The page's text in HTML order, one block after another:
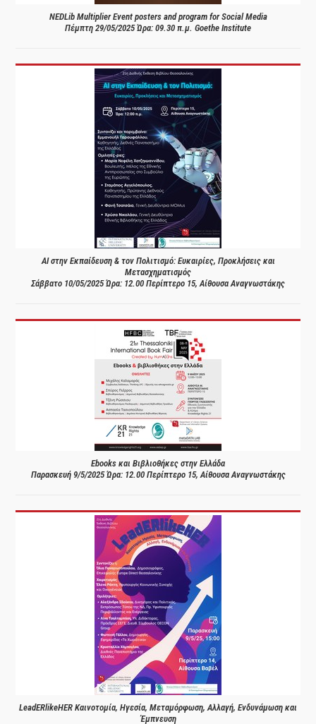
NEDLib Multiplier Event posters and program for Social Media
Πέμπτη 29/05/2025 Ώρα: 09.30 π.μ. Goethe Institute
AI στην Εκπαίδευση & τον Πολιτισμό: Ευκαιρίες, Προκλήσεις και
Μετασχηματισμός
Σάββατο 10/05/2025 Ώρα: 12.00 Περίπτερο 15, Αίθουσα Αναγνωστάκης
Ebooks και Βιβλιοθήκες στην Ελλάδα
Παρασκευή 9/5/2025 Ώρα: 12.00 Περίπτερο 15, Αίθουσα Αναγνωστάκης
LeadERlikeHER Καινοτομία, Ηγεσία, Μεταμόρφωση, Αλλαγή, Ενδυνάμωση και
Έμπνευση